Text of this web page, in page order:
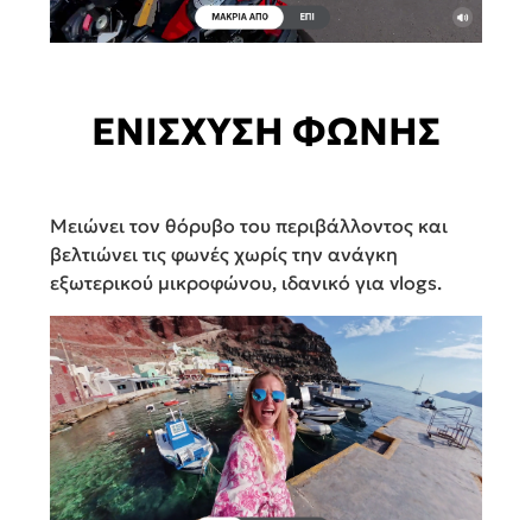
ΕΝΙΣΧΥΣΗ ΦΩΝΗΣ
Μειώνει τον θόρυβο του περιβάλλοντος και
βελτιώνει τις φωνές χωρίς την ανάγκη
εξωτερικού μικροφώνου, ιδανικό για vlogs.